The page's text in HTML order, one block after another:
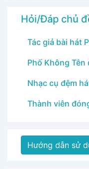
Hỏi/Đáp chủ
Tác giả bài hát
Phố Không Tên
Nhạc cụ đệm
Thành viên
Hướng dẫn sử